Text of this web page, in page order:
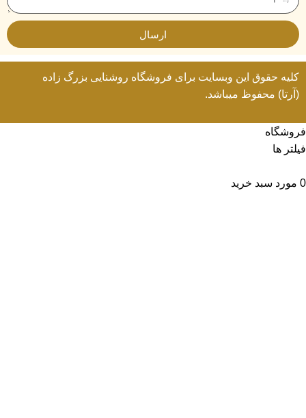
ارسال
کلیه حقوق این وبسایت برای فروشگاه روشنایی بزرگ زاده
(آرتا) محفوظ میباشد.
فروشگاه
فیلتر ها
0 مورد سبد خرید